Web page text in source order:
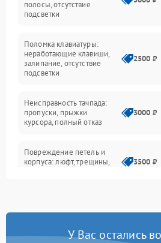
Электрические и системные сбои
Интерфейсные проблемы
Батарея
Сеть и интернет
полосы, отсутствие
подсветки
Поломка клавиатуры:
неработающие клавиши,
залипание, отсутствие
подсветки
2500 ₽
Неисправность тачпада:
пропуски, прыжки
курсора, полный отказ
3000 ₽
Повреждение петель и
корпуса: люфт, трещины,
3500 ₽
быстрая разрядка,
2500 ₽
У Вас остались